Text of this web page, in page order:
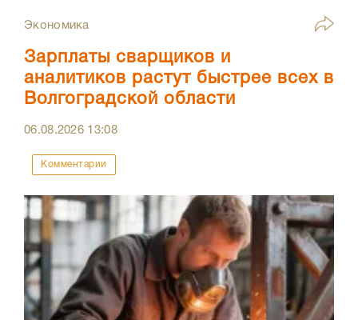
Экономика
Зарплаты сварщиков и
аналитиков растут быстрее всех в
Волгоградской области
06.08.2026 13:08
Комментарии